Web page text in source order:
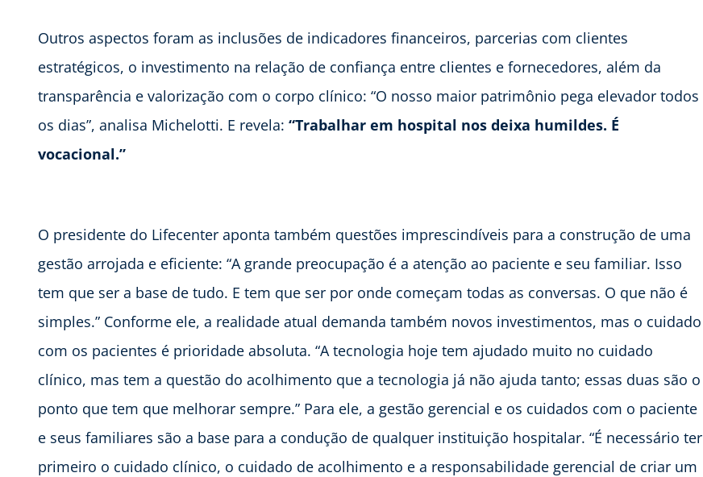
Outros aspectos foram as inclusões de indicadores financeiros, parcerias com clientes
estratégicos, o investimento na relação de confiança entre clientes e fornecedores, além da
transparência e valorização com o corpo clínico: “O nosso maior patrimônio pega elevador todos
os dias”, analisa Michelotti. E revela: “Trabalhar em hospital nos deixa humildes. É
vocacional.”
O presidente do Lifecenter aponta também questões imprescindíveis para a construção de uma
gestão arrojada e eficiente: “A grande preocupação é a atenção ao paciente e seu familiar. Isso
tem que ser a base de tudo. E tem que ser por onde começam todas as conversas. O que não é
simples.” Conforme ele, a realidade atual demanda também novos investimentos, mas o cuidado
com os pacientes é prioridade absoluta. “A tecnologia hoje tem ajudado muito no cuidado
clínico, mas tem a questão do acolhimento que a tecnologia já não ajuda tanto; essas duas são o
ponto que tem que melhorar sempre.” Para ele, a gestão gerencial e os cuidados com o paciente
e seus familiares são a base para a condução de qualquer instituição hospitalar. “É necessário ter
primeiro o cuidado clínico, o cuidado de acolhimento e a responsabilidade gerencial de criar um